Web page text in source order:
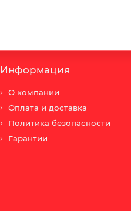
Информация
О компании
Оплата и доставка
Политика безопасности
Гарантии